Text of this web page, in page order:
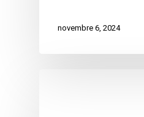
novembre 6, 2024